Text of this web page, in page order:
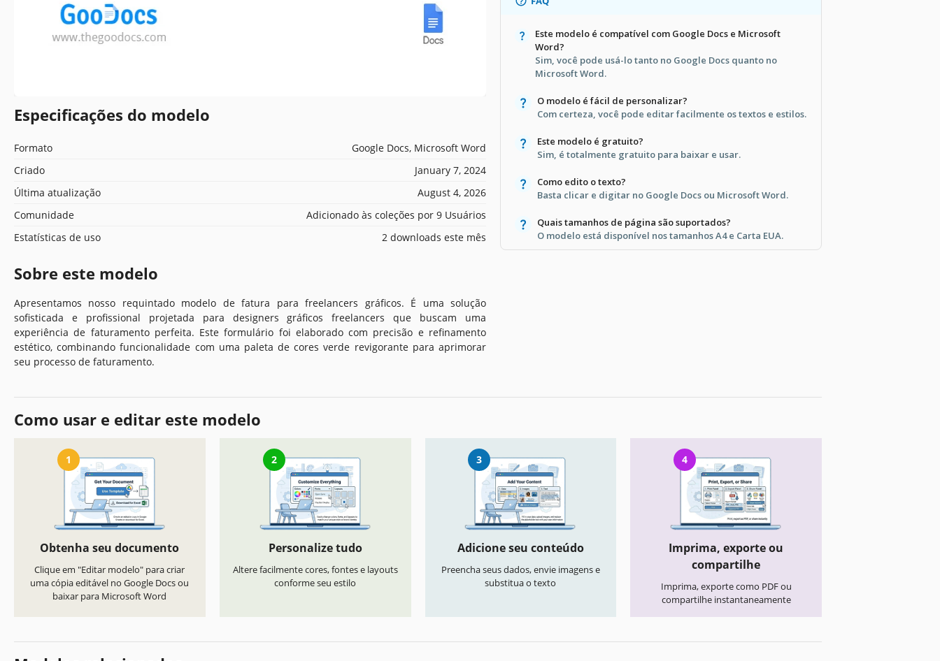
Especificações do modelo
Formato
Google Docs, Microsoft Word
Criado
January 7, 2024
Última atualização
August 4, 2026
Comunidade
Adicionado às coleções por 9 Usuários
Estatísticas de uso
2 downloads este mês
Sobre este modelo
Apresentamos nosso requintado modelo de fatura para freelancers gráficos. É uma solução
sofisticada e profissional projetada para designers gráficos freelancers que buscam uma
experiência de faturamento perfeita. Este formulário foi elaborado com precisão e refinamento
estético, combinando funcionalidade com uma paleta de cores verde revigorante para aprimorar
seu processo de faturamento.
Este modelo é compatível com Google Docs e Microsoft
Word?
Sim, você pode usá-lo tanto no Google Docs quanto no
Microsoft Word.
O modelo é fácil de personalizar?
Com certeza, você pode editar facilmente os textos e estilos.
Este modelo é gratuito?
Sim, é totalmente gratuito para baixar e usar.
Como edito o texto?
Basta clicar e digitar no Google Docs ou Microsoft Word.
Quais tamanhos de página são suportados?
O modelo está disponível nos tamanhos A4 e Carta EUA.
Como usar e editar este modelo
1
Obtenha seu documento
Clique em "Editar modelo" para criar
uma cópia editável no Google Docs ou
baixar para Microsoft Word
2
Personalize tudo
Altere facilmente cores, fontes e layouts
conforme seu estilo
3
Adicione seu conteúdo
Preencha seus dados, envie imagens e
substitua o texto
4
Imprima, exporte ou
compartilhe
Imprima, exporte como PDF ou
compartilhe instantaneamente